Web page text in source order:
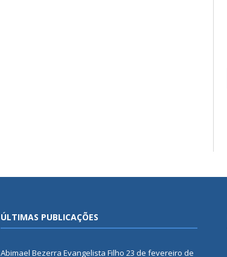
ÚLTIMAS PUBLICAÇÕES
Abimael Bezerra Evangelista Filho 23 de fevereiro de